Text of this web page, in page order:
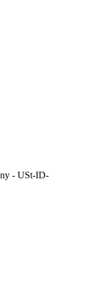
- USt-ID-